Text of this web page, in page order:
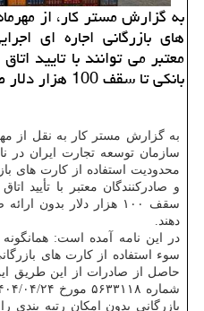
به گزارش مستر کار، از
های بازرگانی اجاره ای
معتبر می توانند با تایید
بانکی تا سقف 100 هزار دلار صادرات انجام دهند.
به گزارش مستر کار به نقل از
سازمان توسعه تجارت ایران در
محدودیت استفاده از کارت های
و صادرکنندگان معتبر با تأیید
سقف ۱۰۰ هزار دلار بدون ارائه ضمانت نامه بانکی
دهند.
در این نامه آمده است:
سوء استفاده از کارت های
حاصل از صادرات از این طریق
بازرگانی بدون امکان رتبه بندی